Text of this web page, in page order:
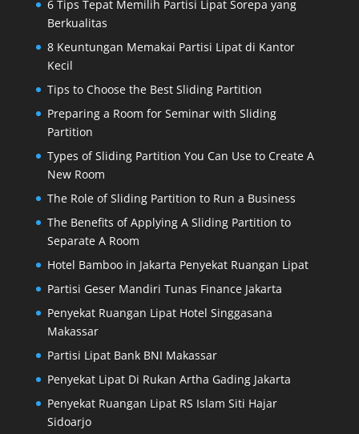
6 Tips Tepat Memilih Partisi Lipat Sorepa yang
Berkualitas
8 Keuntungan Memakai Partisi Lipat di Kantor
Kecil
Tips to Choose the Best Sliding Partition
Preparing a Room for Seminar with Sliding
Partition
Types of Sliding Partition You Can Use to Create A
New Room
The Role of Sliding Partition to Run a Business
The Benefits of Applying A Sliding Partition to
Separate A Room
Hotel Bamboo in Jakarta Penyekat Ruangan Lipat
Partisi Geser Mandiri Tunas Finance Jakarta
Penyekat Ruangan Lipat Hotel Singgasana
Makassar
Partisi Lipat Bank BNI Makassar
Penyekat Lipat Di Rukan Artha Gading Jakarta
Penyekat Ruangan Lipat RS Islam Siti Hajar
Sidoarjo